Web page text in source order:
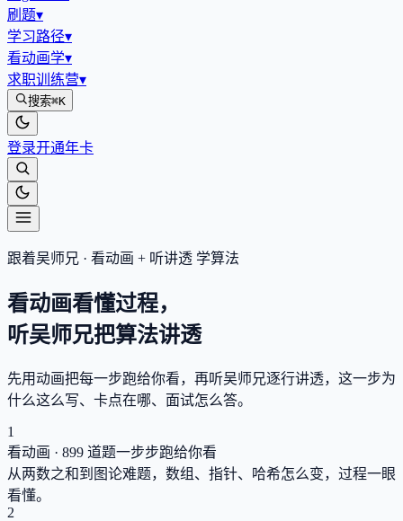
刷题▾
学习路径▾
看动画学▾
求职训练营▾
搜索⌘K
登录开通年卡
跟着吴师兄 · 看动画 + 听讲透 学算法
看动画看懂过程，
听吴师兄把算法讲透
先用动画把每一步跑给你看，再听吴师兄逐行讲透，这一步为
什么这么写、卡点在哪、面试怎么答。
1
看动画 · 899 道题一步步跑给你看
从两数之和到图论难题，数组、指针、哈希怎么变，过程一眼
看懂。
2